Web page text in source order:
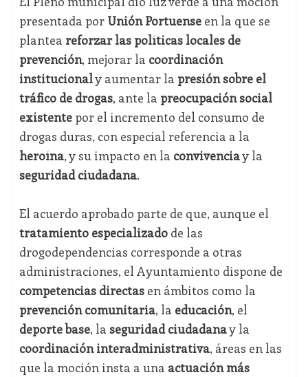
presentada por Unión Portuenseen la que se
plantea reforzar las políticas locales de
prevención, mejorar la coordinación
institucionaly aumentar la presión sobre el
tráfico de drogas, ante la preocupación social
existentepor el incremento del consumo de
drogas duras, con especial referencia a la
heroína, y su impacto en la convivenciay la
seguridad ciudadana.
El acuerdo aprobado parte de que, aunque el
tratamiento especializadode las
drogodependencias corresponde a otras
administraciones, el Ayuntamiento dispone de
competencias directasen ámbitos como la
prevención comunitaria, la educación, el
deporte base, la seguridad ciudadanay la
coordinación interadministrativa, áreas en las
que la moción insta a una actuación más